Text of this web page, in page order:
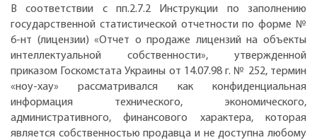
В соответствии с пп.2.7.2 Инструкции по заполнению
государственной статистической отчетности по форме №
6-нт (лицензии) «Отчет о продаже лицензий на объекты
интеллектуальной собственности», утвержденной
приказом Госкомстата Украины от 14.07.98 г. № 252, термин
«ноу-хау» рассматривался как конфиденциальная
информация технического, экономического,
административного, финансового характера, которая
является собственностью продавца и не доступна любому